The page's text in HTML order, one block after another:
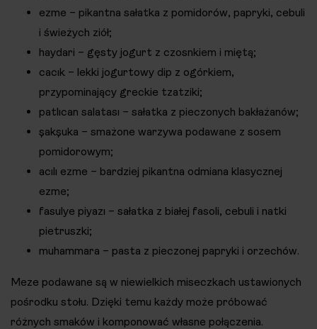
ezme – pikantna sałatka z pomidorów, papryki, cebuli
i świeżych ziół;
haydari – gęsty jogurt z czosnkiem i miętą;
cacık – lekki jogurtowy dip z ogórkiem,
przypominający greckie tzatziki;
patlıcan salatası – sałatka z pieczonych bakłażanów;
şakşuka – smażone warzywa podawane z sosem
pomidorowym;
acılı ezme – bardziej pikantna odmiana klasycznej
ezme;
fasulye piyazı – sałatka z białej fasoli, cebuli i natki
pietruszki;
muhammara – pasta z pieczonej papryki i orzechów.
Meze podawane są w niewielkich miseczkach ustawionych
pośrodku stołu. Dzięki temu każdy może próbować
różnych smaków i komponować własne połączenia.